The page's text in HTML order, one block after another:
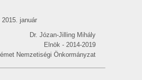
január
Dr. Józan-Jilling Mihály
Elnök - 2014-2019
Nemzetiségi Önkormányzat